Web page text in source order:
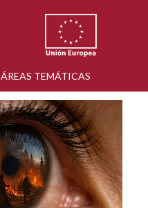
ÁREAS TEMÁTICAS